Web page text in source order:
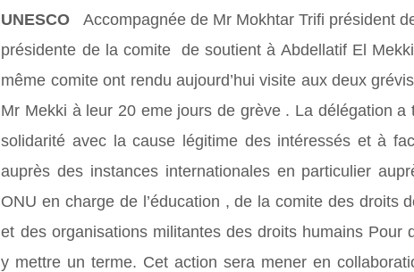
UNESCO
Accompagnée de Mr Mokhtar Trifi président
présidente de la comite de soutient à Abdellatif El
même comite ont rendu aujourd’hui visite aux deux
Mr Mekki à leur 20 eme jours de grève . La délégation
solidarité avec la cause légitime des intéressés et à
auprès des instances internationales en particulier
ONU en charge de l’éducation , de la comite des droits
et des organisations militantes des droits humains Pour
y mettre un terme. Cet action sera mener en